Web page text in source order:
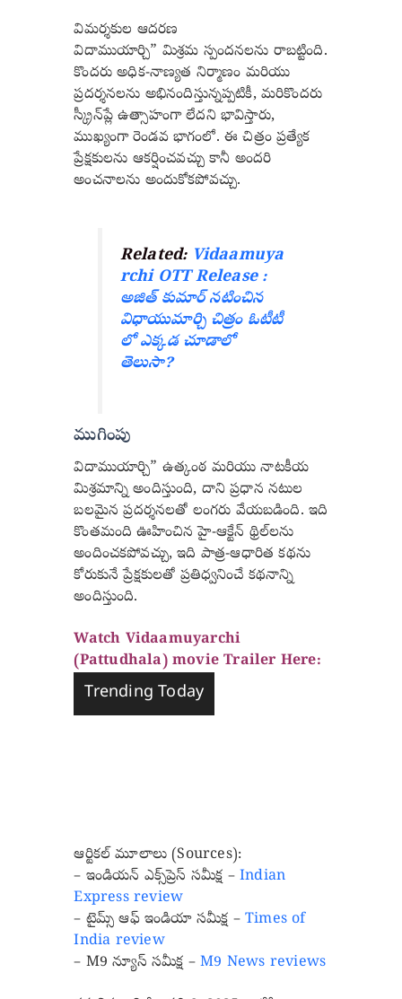
విమర్శకుల ఆదరణ
విదాముయార్చి” మిశ్రమ స్పందనలను రాబట్టింది.
కొందరు అధిక-నాణ్యత నిర్మాణం మరియు
ప్రదర్శనలను అభినందిస్తున్నప్పటికీ, మరికొందరు
స్క్రీన్‌ప్లే ఉత్సాహంగా లేదని భావిస్తారు,
ముఖ్యంగా రెండవ భాగంలో. ఈ చిత్రం ప్రత్యేక
ప్రేక్షకులను ఆకర్షించవచ్చు కానీ అందరి
అంచనాలను అందుకోకపోవచ్చు.
Related: Vidaamuya
rchi OTT Release :
అజిత్ కుమార్ నటించిన
విధాయుమార్చి చిత్రం ఓటీటీ
లో ఎక్కడ చూడాలో
తెలుసా?
ముగింపు
విదాముయార్చి” ఉత్కంఠ మరియు నాటకీయ
మిశ్రమాన్ని అందిస్తుంది, దాని ప్రధాన నటుల
బలమైన ప్రదర్శనలతో లంగరు వేయబడింది. ఇది
కొంతమంది ఊహించిన హై-ఆక్టేన్ థ్రిల్‌లను
అందించకపోవచ్చు, ఇది పాత్ర-ఆధారిత కథను
కోరుకునే ప్రేక్షకులతో ప్రతిధ్వనించే కథనాన్ని
అందిస్తుంది.
Watch Vidaamuyarchi
(Pattudhala) movie Trailer Here:
Trending Today
ఆర్టికల్ మూలాలు (Sources):
– ఇండియన్ ఎక్స్‌ప్రెస్ సమీక్ష –Indian
Express review
– టైమ్స్ ఆఫ్ ఇండియా సమీక్ష –Times of
India review
– M9 న్యూస్ సమీక్ష –M9 News reviews